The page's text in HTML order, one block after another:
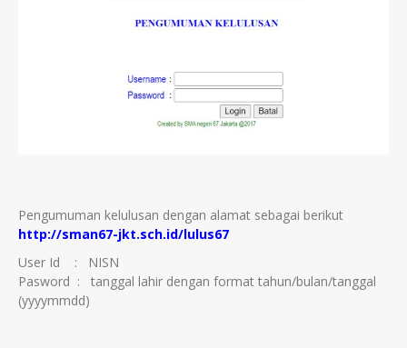
Pengumuman kelulusan dengan alamat sebagai berikut
http://sman67-jkt.sch.id/lulus67
User Id : NISN
Pasword : tanggal lahir dengan format tahun/bulan/tanggal
(yyyymmdd)